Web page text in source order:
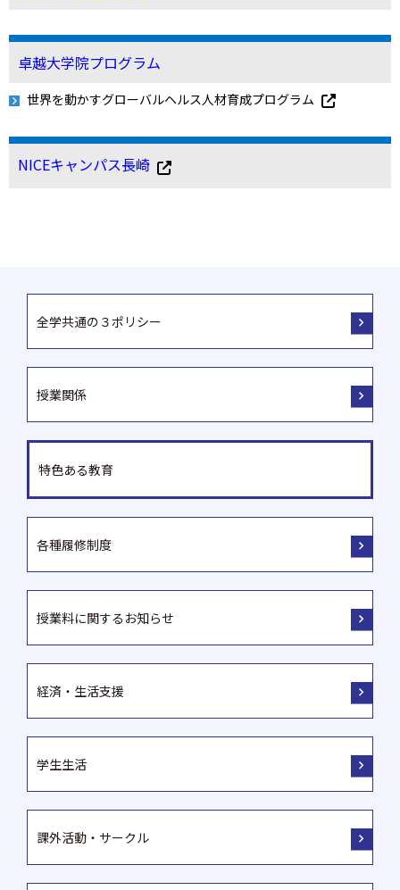
卓越大学院プログラム
世界を動かすグローバルヘルス人材育成プログラム
NICEキャンパス長崎
全学共通の３ポリシー
授業関係
特色ある教育
各種履修制度
授業料に関するお知らせ
経済・生活支援
学生生活
課外活動・サークル